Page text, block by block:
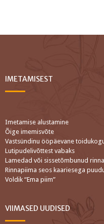
IMETAMISEST
Imetamise alustamine
Õige imemisvõte
Vastsündinu ööpäevane
Lutipudelivõttest vabaks
Lamedad või sissetõmbunud
Rinnapiima seos kaariesega
Voldik “Ema piim”
VIIMASED UUDISED